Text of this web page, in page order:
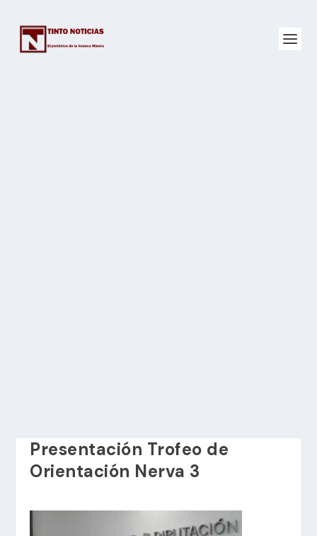
Presentación Trofeo de
Orientación Nerva 3